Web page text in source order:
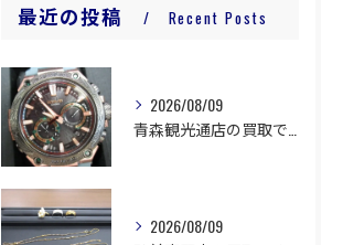
最近の投稿 Recent Posts
2026/08/09
2026/08/09